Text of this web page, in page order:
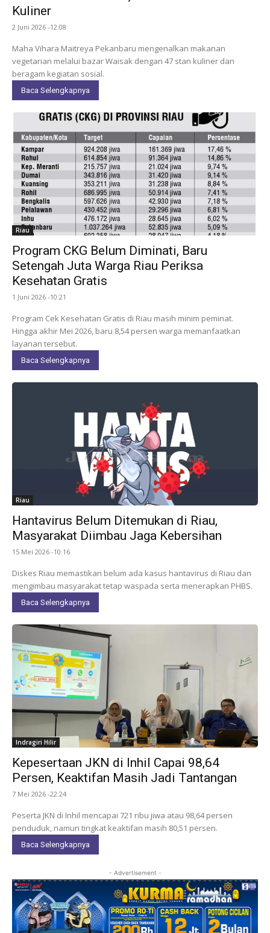
Kuliner
2 Juni 2026 -12:08
Maha Vihara Maitreya Pekanbaru mengenalkan makanan
vegetarian melalui bazar Waisak dengan 47 stan kuliner dan
beragam kegiatan sosial.
Baca Selengkapnya
Riau
Program CKG Belum Diminati, Baru
Setengah Juta Warga Riau Periksa
Kesehatan Gratis
1 Juni 2026 -10:21
Program Cek Kesehatan Gratis di Riau masih minim peminat.
Hingga akhir Mei 2026, baru 8,54 persen warga memanfaatkan
layanan tersebut.
Baca Selengkapnya
Riau
Hantavirus Belum Ditemukan di Riau,
Masyarakat Diimbau Jaga Kebersihan
15 Mei 2026 -10:16
Diskes Riau memastikan belum ada kasus hantavirus di Riau dan
mengimbau masyarakat tetap waspada serta menerapkan PHBS.
Baca Selengkapnya
Indragiri Hilir
Kepesertaan JKN di Inhil Capai 98,64
Persen, Keaktifan Masih Jadi Tantangan
7 Mei 2026 -22:24
Peserta JKN di Inhil mencapai 721 ribu jiwa atau 98,64 persen
penduduk, namun tingkat keaktifan masih 80,51 persen.
Baca Selengkapnya
- Advertisement -